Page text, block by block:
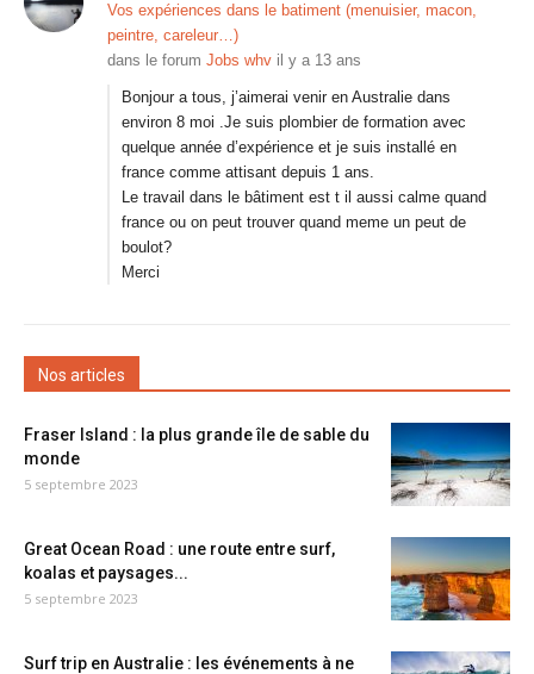
Vos expériences dans le batiment (menuisier, macon,
peintre, careleur…)
dans le forum Jobs whv il y a 13 ans
Bonjour a tous, j’aimerai venir en Australie dans
environ 8 moi .Je suis plombier de formation avec
quelque année d’expérience et je suis installé en
france comme attisant depuis 1 ans.
Le travail dans le bâtiment est t il aussi calme quand
france ou on peut trouver quand meme un peut de
boulot?
Merci
Nos articles
Fraser Island : la plus grande île de sable du
monde
5 septembre 2023
Great Ocean Road : une route entre surf,
koalas et paysages...
5 septembre 2023
Surf trip en Australie : les événements à ne